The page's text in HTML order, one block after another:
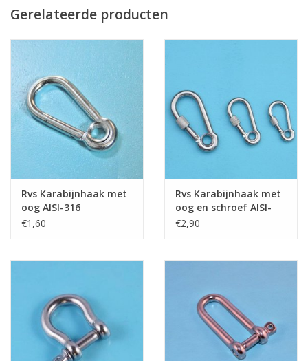
7mm
70mm
8mm
9mm
9mm
90mm
10mm
100mm
11mm
120mm
12mm
140mm
19mm
13mm
hijsdoeleinden, omdat deze niet
Gerelateerde producten
Rvs Karabijnhaak met
oog AISI-316
€1,60
Rvs Karabijnhaak met
oog en schroef AISI-
316
€2,90